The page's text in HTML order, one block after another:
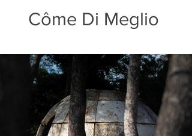
Côme Di Meglio